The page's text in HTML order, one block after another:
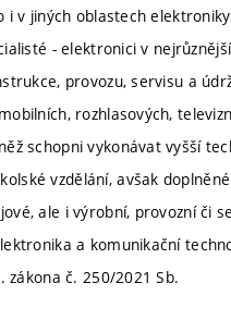
i v jiných oblastech
- elektronici v
provozu, servisu a
rozhlasových,
schopni vykonávat vyšší
vzdělání, avšak
ale i výrobní, provozní či
a komunikační
zákona č. 250/2021 Sb.